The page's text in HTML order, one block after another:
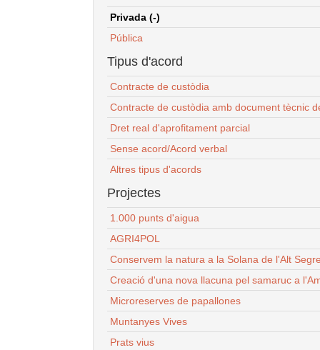
Privada (-)
Pública
Tipus d'acord
Contracte de custòdia
Contracte de custòdia amb document tècnic
Dret real d'aprofitament parcial
Sense acord/Acord verbal
Altres tipus d'acords
Projectes
1.000 punts d'aigua
AGRI4POL
Conservem la natura a la Solana de l'Alt
Creació d'una nova llacuna pel samaruc a
Microreserves de papallones
Muntanyes Vives
Prats vius